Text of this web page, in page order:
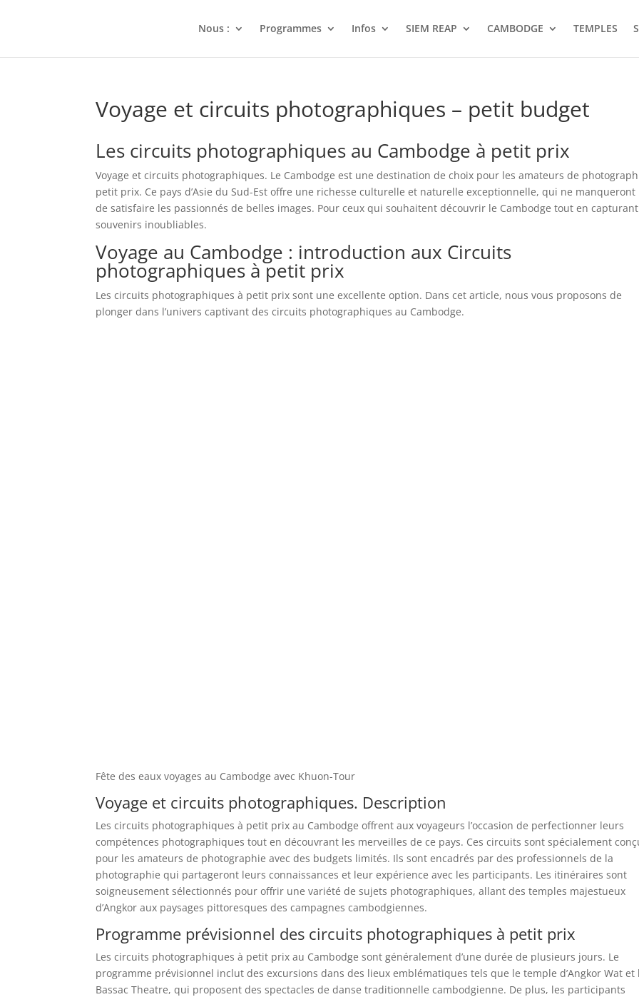
Nous : Programmes Infos SIEM REAP CAMBODGE TEMPLES
Voyage et circuits photographiques – petit budget
Les circuits photographiques au Cambodge à petit prix
Voyage et circuits photographiques. Le Cambodge est une destination de choix pour les amateurs de
petit prix. Ce pays d’Asie du Sud-Est offre une richesse culturelle et naturelle exceptionnelle, qui ne manqueront
de satisfaire les passionnés de belles images. Pour ceux qui souhaitent découvrir le Cambodge tout en
souvenirs inoubliables.
Voyage au Cambodge : introduction aux Circuits
photographiques à petit prix
Les circuits photographiques à petit prix sont une excellente option. Dans cet article, nous vous proposons de
plonger dans l’univers captivant des circuits photographiques au Cambodge.
Fête des eaux voyages au Cambodge avec Khuon-Tour
Voyage et circuits photographiques. Description
Les circuits photographiques à petit prix au Cambodge offrent aux voyageurs l’occasion de perfectionner leurs
compétences photographiques tout en découvrant les merveilles de ce pays. Ces circuits sont spécialement
pour les amateurs de photographie avec des budgets limités. Ils sont encadrés par des professionnels de la
photographie qui partageront leurs connaissances et leur expérience avec les participants. Les itinéraires sont
soigneusement sélectionnés pour offrir une variété de sujets photographiques, allant des temples majestueux
d’Angkor aux paysages pittoresques des campagnes cambodgiennes.
Programme prévisionnel des circuits photographiques à petit prix
Les circuits photographiques à petit prix au Cambodge sont généralement d’une durée de plusieurs jours. Le
programme prévisionnel inclut des excursions dans des lieux emblématiques tels que le temple d’Angkor Wat et
Bassac Theatre, qui proposent des spectacles de danse traditionnelle cambodgienne. De plus, les participants